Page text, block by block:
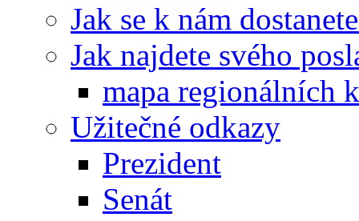
Jak se k nám
Jak najdete svého
mapa regionálních
Užitečné odkazy
Prezident
Senát